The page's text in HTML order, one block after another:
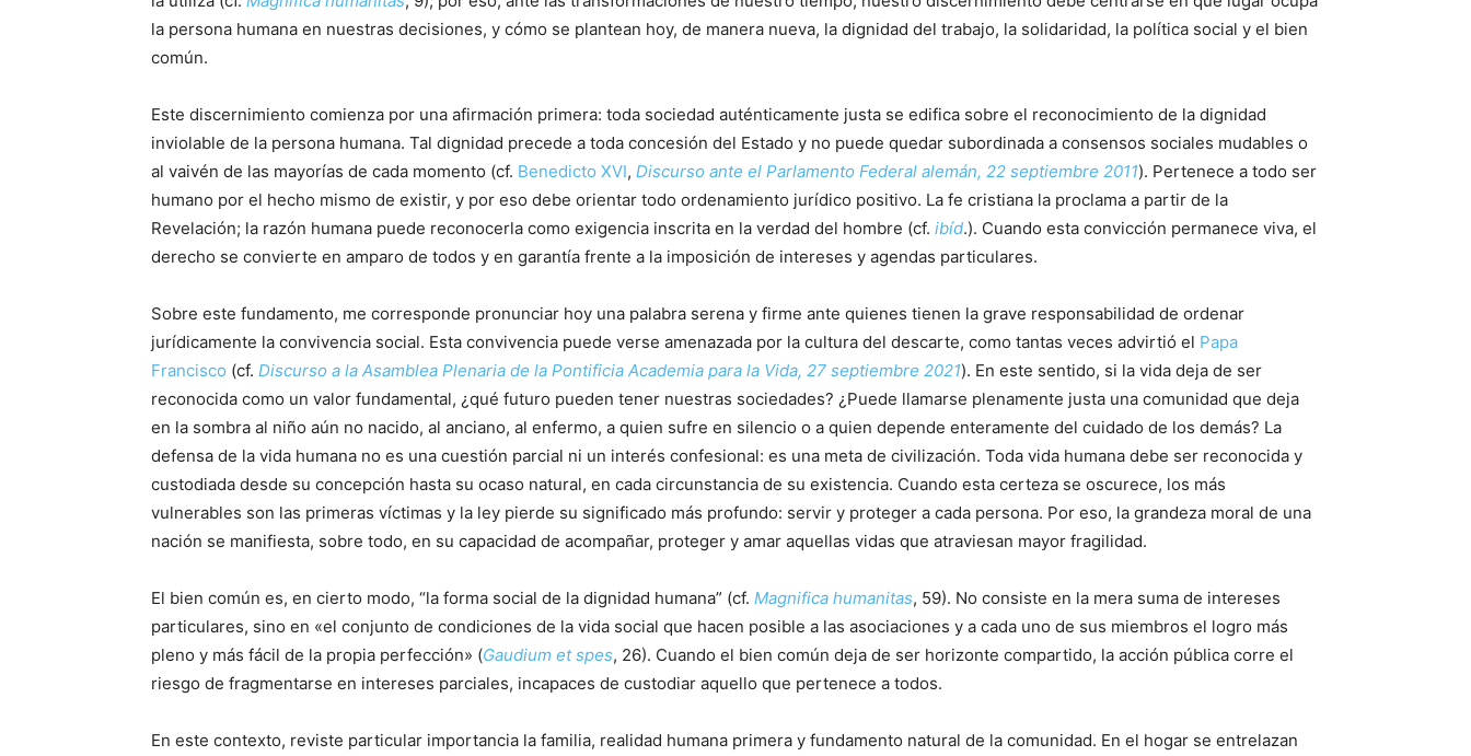
la persona humana en nuestras decisiones, y cómo se plantean hoy, de manera nueva, la dignidad del trabajo, la solidaridad, la política social y el bien
común.
Este discernimiento comienza por una afirmación primera: toda sociedad auténticamente justa se edifica sobre el reconocimiento de la dignidad
inviolable de la persona humana. Tal dignidad precede a toda concesión del Estado y no puede quedar subordinada a consensos sociales mudables o
al vaivén de las mayorías de cada momento (cf. Benedicto XVI, Discurso ante el Parlamento Federal alemán, 22 septiembre 2011). Pertenece a todo ser
humano por el hecho mismo de existir, y por eso debe orientar todo ordenamiento jurídico positivo. La fe cristiana la proclama a partir de la
Revelación; la razón humana puede reconocerla como exigencia inscrita en la verdad del hombre (cf. ibíd.). Cuando esta convicción permanece viva, el
derecho se convierte en amparo de todos y en garantía frente a la imposición de intereses y agendas particulares.
Sobre este fundamento, me corresponde pronunciar hoy una palabra serena y firme ante quienes tienen la grave responsabilidad de ordenar
jurídicamente la convivencia social. Esta convivencia puede verse amenazada por la cultura del descarte, como tantas veces advirtió el Papa
Francisco (cf. Discurso a la Asamblea Plenaria de la Pontificia Academia para la Vida, 27 septiembre 2021). En este sentido, si la vida deja de ser
reconocida como un valor fundamental, ¿qué futuro pueden tener nuestras sociedades? ¿Puede llamarse plenamente justa una comunidad que deja
en la sombra al niño aún no nacido, al anciano, al enfermo, a quien sufre en silencio o a quien depende enteramente del cuidado de los demás? La
defensa de la vida humana no es una cuestión parcial ni un interés confesional: es una meta de civilización. Toda vida humana debe ser reconocida y
custodiada desde su concepción hasta su ocaso natural, en cada circunstancia de su existencia. Cuando esta certeza se oscurece, los más
vulnerables son las primeras víctimas y la ley pierde su significado más profundo: servir y proteger a cada persona. Por eso, la grandeza moral de una
nación se manifiesta, sobre todo, en su capacidad de acompañar, proteger y amar aquellas vidas que atraviesan mayor fragilidad.
El bien común es, en cierto modo, “la forma social de la dignidad humana” (cf. Magnifica humanitas, 59). No consiste en la mera suma de intereses
particulares, sino en «el conjunto de condiciones de la vida social que hacen posible a las asociaciones y a cada uno de sus miembros el logro más
pleno y más fácil de la propia perfección» (Gaudium et spes, 26). Cuando el bien común deja de ser horizonte compartido, la acción pública corre el
riesgo de fragmentarse en intereses parciales, incapaces de custodiar aquello que pertenece a todos.
En este contexto, reviste particular importancia la familia, realidad humana primera y fundamento natural de la comunidad. En el hogar se entrelazan